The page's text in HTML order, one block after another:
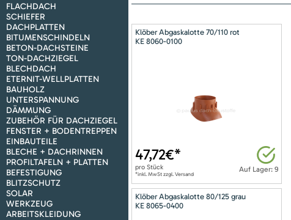
FLACHDACH
SCHIEFER
DACHPLATTEN
BITUMENSCHINDELN
BETON-DACHSTEINE
TON-DACHZIEGEL
BLECHDACH
ETERNIT-WELLPLATTEN
BAUHOLZ
UNTERSPANNUNG
DÄMMUNG
ZUBEHÖR FÜR DACHZIEGEL
FENSTER + BODENTREPPEN
EINBAUTEILE
BLECHE + DACHRINNEN
PROFILTAFELN + PLATTEN
BEFESTIGUNG
BLITZSCHUTZ
SOLAR
WERKZEUG
ARBEITSKLEIDUNG
Klöber Abgaskalotte 70/110 rot
KE 8060-0100
Auf Lager: 9
47,72€*
pro Stück
*inkl. MwSt zzgl. Versand
Klöber Abgaskalotte 80/125 grau
KE 8065-0400